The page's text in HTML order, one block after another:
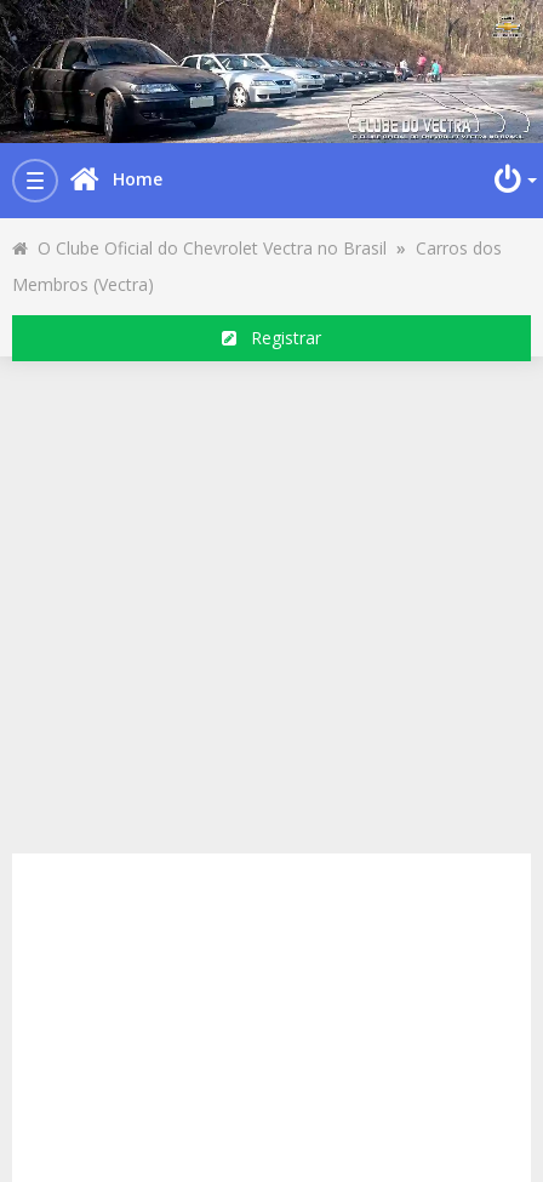
Toggle
navigation
Home
O Clube Oficial do Chevrolet Vectra no Brasil » Carros dos
Membros (Vectra)
Registrar